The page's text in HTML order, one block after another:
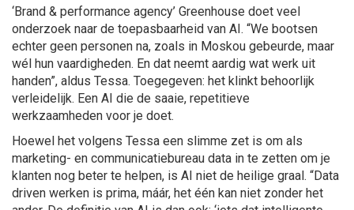
‘Brand & performance agency’ Greenhouse doet veel
onderzoek naar de toepasbaarheid van AI. “We bootsen
echter geen personen na, zoals in Moskou gebeurde, maar
wél hun vaardigheden. En dat neemt aardig wat werk uit
handen”, aldus Tessa. Toegegeven: het klinkt behoorlijk
verleidelijk. Een AI die de saaie, repetitieve
werkzaamheden voor je doet.
Hoewel het volgens Tessa een slimme zet is om als
marketing- en communicatiebureau data in te zetten om je
klanten nog beter te helpen, is AI niet de heilige graal. “Data
driven werken is prima, máár, het één kan niet zonder het